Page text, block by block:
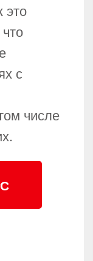
это
с
числе